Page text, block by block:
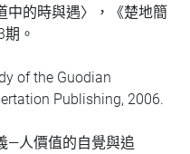
中的時與遇〉，《楚地簡
。
of the Guodian
Publishing, 2006.
—人價值的自覺與追